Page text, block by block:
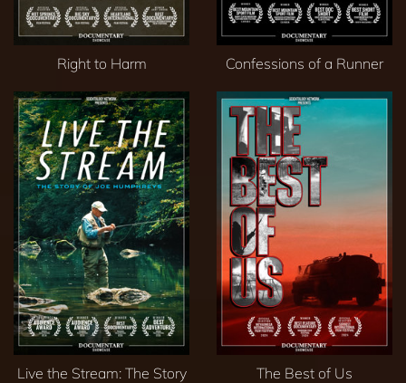
Right to Harm Confessions of a Runner
Live the Stream: The Story
The Best of Us